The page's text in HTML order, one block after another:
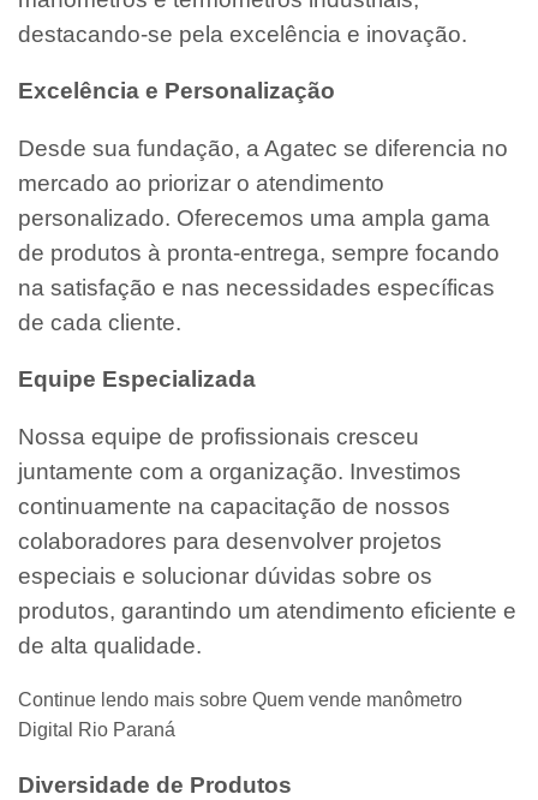
destacando-se pela excelência e inovação.
Excelência e Personalização
Desde sua fundação, a Agatec se diferencia no
mercado ao priorizar o atendimento
personalizado. Oferecemos uma ampla gama
de produtos à pronta-entrega, sempre focando
na satisfação e nas necessidades específicas
de cada cliente.
Equipe Especializada
Nossa equipe de profissionais cresceu
juntamente com a organização. Investimos
continuamente na capacitação de nossos
colaboradores para desenvolver projetos
especiais e solucionar dúvidas sobre os
produtos, garantindo um atendimento eficiente e
de alta qualidade.
Continue lendo mais sobre Quem vende manômetro
Digital Rio Paraná
Diversidade de Produtos